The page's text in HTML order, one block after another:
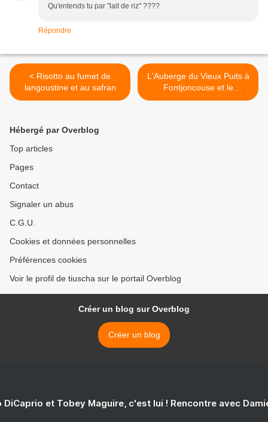
Qu'entends tu par "lait de riz" ????
Répondre
< Risotto au fumet de
langoustine et au safran
L'Auberge du Vieux Puits à
Fontjoncouse et le
restaurant Gilles Goujon >
Hébergé par Overblog
Top articles
Pages
Contact
Signaler un abus
C.G.U.
Cookies et données personnelles
Préférences cookies
Voir le profil de tiuscha sur le portail Overblog
Créer un blog sur Overblog
Créer un blog
DiCaprio et Tobey Maguire, c'est lui ! Rencontre avec